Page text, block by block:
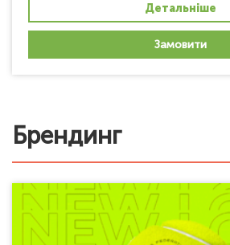
Детальніше
Замовити
Брендинг